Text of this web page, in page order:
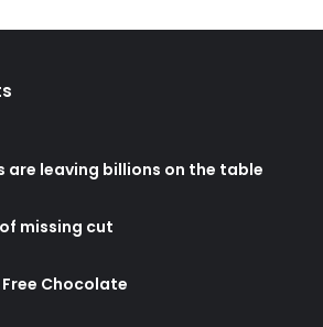
are leaving billions on the table
missing cut
Chocolate